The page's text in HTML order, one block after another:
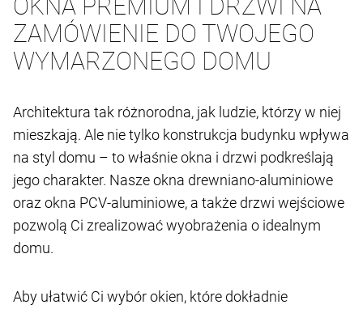
OKNA PREMIUM I DRZWI NA
ZAMÓWIENIE DO TWOJEGO
WYMARZONEGO DOMU
Architektura tak różnorodna, jak ludzie, którzy w niej
mieszkają. Ale nie tylko konstrukcja budynku wpływa
na styl domu – to właśnie okna i drzwi podkreślają
jego charakter. Nasze okna drewniano-aluminiowe
oraz okna PCV-aluminiowe, a także drzwi wejściowe
pozwolą Ci zrealizować wyobrażenia o idealnym
domu.
Aby ułatwić Ci wybór okien, które dokładnie